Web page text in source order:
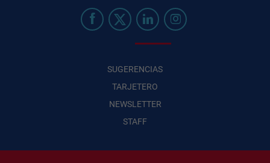
SUGERENCIAS
TARJETERO
NEWSLETTER
STAFF